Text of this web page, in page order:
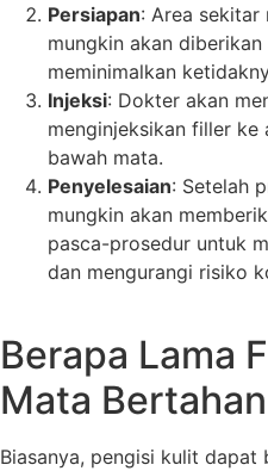
Persiapan: Area sekitar
mungkin akan
meminimalkan
Injeksi: Dokter akan
menginjeksikan filler
bawah mata.
Penyelesaian: Setelah
mungkin akan
pasca-prosedur untuk
dan mengurangi risiko
Berapa Lama
Mata
Biasanya, pengisi kulit dapat